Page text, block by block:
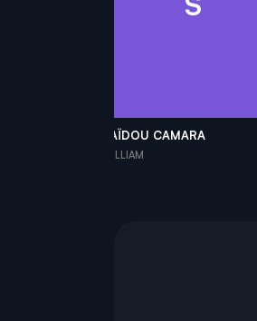
SAÏDOU CAMARA
WILLIAM